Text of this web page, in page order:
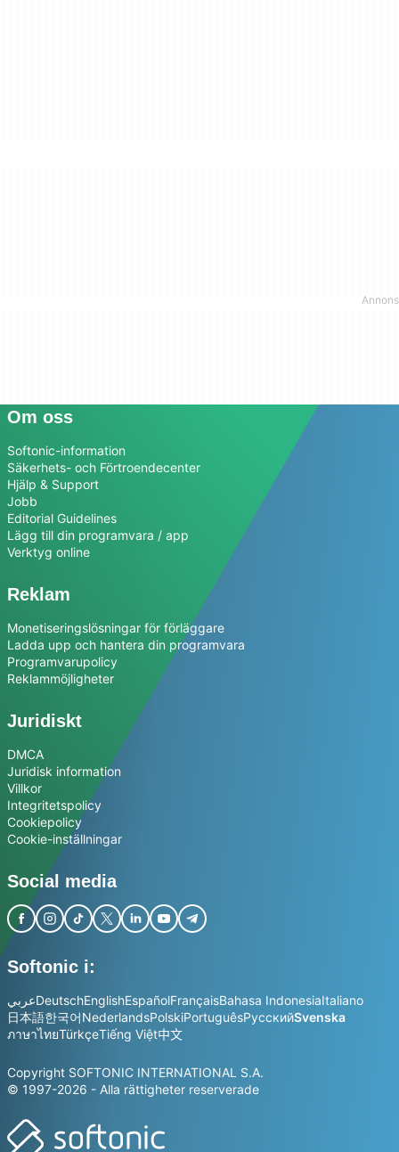
Om oss
Softonic-information
Säkerhets- och Förtroendecenter
Hjälp & Support
Jobb
Editorial Guidelines
Lägg till din programvara / app
Verktyg online
Reklam
Monetiseringslösningar för förläggare
Ladda upp och hantera din programvara
Programvarupolicy
Reklammöjligheter
Juridiskt
DMCA
Juridisk information
Villkor
Integritetspolicy
Cookiepolicy
Cookie-inställningar
Social media
Softonic i:
عربيDeutschEnglishEspañolFrançaisBahasa IndonesiaItaliano
日本語한국어NederlandsPolskiPortuguêsРусскийSvenska
ภาษาไทยTürkçeTiếng Việt中文
Copyright SOFTONIC INTERNATIONAL S.A.
© 1997-2026 - Alla rättigheter reserverade